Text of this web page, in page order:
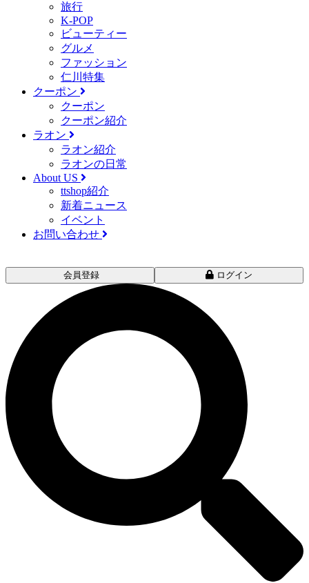
旅行
K-POP
ビューティー
グルメ
ファッション
仁川特集
クーポン
クーポン
クーポン紹介
ラオン
ラオン紹介
ラオンの日常
About US
ttshop紹介
新着ニュース
イベント
お問い合わせ
会員登録 ログイン